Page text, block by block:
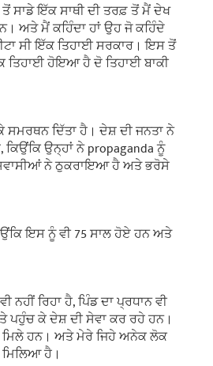
ਸਾਡੇ ਇੱਕ ਸਾਥੀ ਦੀ ਤਰਫ਼ ਤੋਂ ਮੈਂ ਦੇਖ
ਅਤੇ ਮੈਂ ਕਹਿੰਦਾ ਹਾਂ ਉਹ ਜੋ ਕਹਿੰਦੇ
ਸੀ ਇੱਕ ਤਿਹਾਈ ਸਰਕਾਰ। ਇਸ ਤੋਂ
ਤਿਹਾਈ ਹੋਇਆ ਹੈ ਦੋ ਤਿਹਾਈ ਬਾਕੀ
ਦਿੱਤਾ ਹੈ। ਦੇਸ਼ ਦੀ ਜਨਤਾ ਨੇ
ਉਨ੍ਹਾਂ ਨੇ propaganda ਨੂੰ
ਦੇਸ਼ਵਾਸੀਆਂ ਨੇ ਠੁਕਰਾਇਆ ਹੈ ਅਤੇ ਭਰੋਸੇ
ਇਸ ਨੂੰ ਵੀ 75 ਸਾਲ ਹੋਏ ਹਨ ਅਤੇ
ਰਿਹਾ ਹੈ, ਪਿੰਡ ਦਾ ਪ੍ਰਧਾਨ ਵੀ
ਪਹੁੰਚ ਕੇ ਦੇਸ਼ ਦੀ ਸੇਵਾ ਕਰ ਰਹੇ ਹਨ।
ਮਿਲੇ ਹਨ। ਅਤੇ ਮੇਰੇ ਜਿਹੇ ਅਨੇਕ ਲੋਕ
ਹੈ।